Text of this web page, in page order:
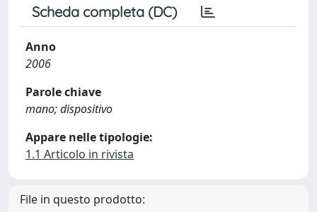
Scheda completa (DC)
Anno
2006
Parole chiave
mano; dispositivo
Appare nelle tipologie:
1.1 Articolo in rivista
File in questo prodotto: